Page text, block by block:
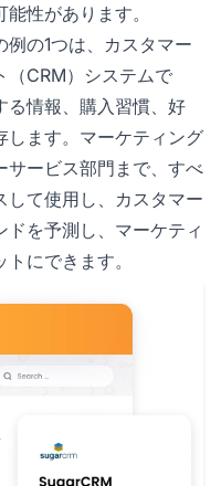
性があります。
の1つは、カスタマー
（CRM）システムで
る情報、購入習慣、好
します。マーケティング
サービス部門まで、すべ
して使用し、カスタマー
を予測し、マーケティ
にできます。